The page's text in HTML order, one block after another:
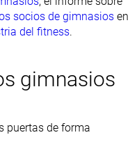
socios de gimnasios en
del fitness.
gimnasios
puertas de forma